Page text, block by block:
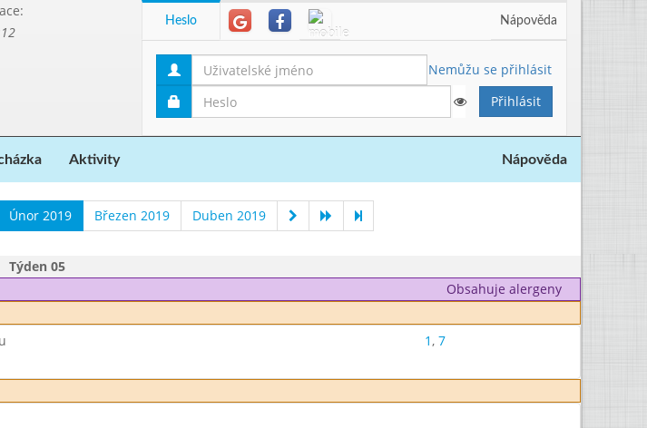
Heslo Nápověda
Nemůžu se přihlásit
Aktivity Nápověda
Únor 2019 Březen 2019 Duben 2019
Týden 05
Obsahuje alergeny
1, 7